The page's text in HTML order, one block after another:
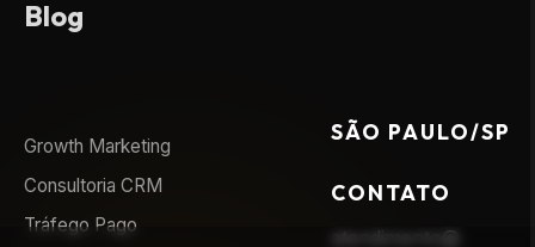
Blog
Growth Marketing
Consultoria CRM
Tráfego Pago
SÃO PAULO/SP
CONTATO
atendimento@